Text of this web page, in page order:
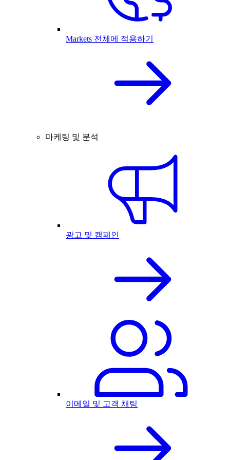
Markets 전체에 적용하기
마케팅 및 분석
광고 및 캠페인
이메일 및 고객 채팅